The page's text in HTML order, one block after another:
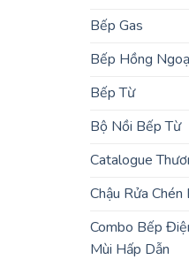
Bếp Gas
Bếp Hồng
Bếp Từ
Bộ Nồi Bếp Từ
Catalogue
Chậu Rửa Chén
Combo Bếp
Mùi Hấp Dẫn